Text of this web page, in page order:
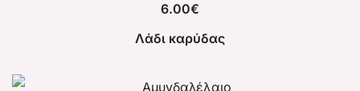
6.00€
Λάδι καρύδας